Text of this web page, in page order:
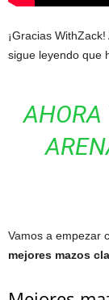
¡Gracias
sigue leyendo que
AHORA
Vamos a empezar
mejores mazos